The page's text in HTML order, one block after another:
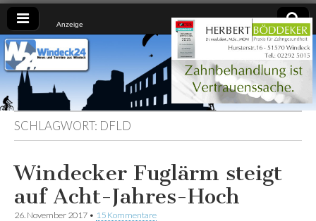
Anzeige
Windeck24
Nachrichten
aus dem
Ländchen
für das
Ländchen
SCHLAGWORT: DFLD
Windecker Fuglärm steigt
auf Acht-Jahres-Hoch
26. November 2017 • 15 Kommentare